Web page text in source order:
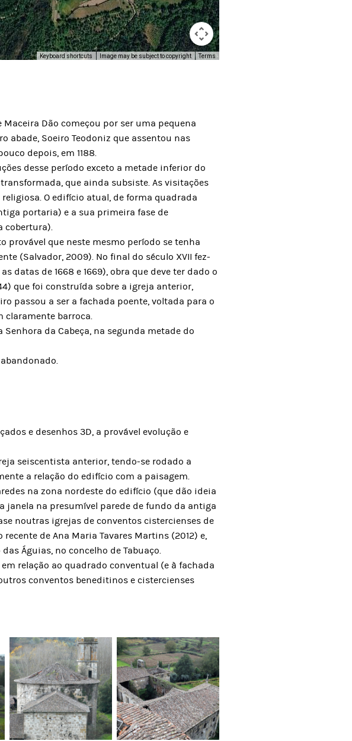
Keyboard shortcuts Image may be subject to copyright Terms
Dão começou por ser uma pequena
abade, Soeiro Teodoniz que assentou nas
depois, em 1188.
desse período exceto a metade inferior do
que ainda subsiste. As visitações
O edifício atual, de forma quadrada
portaria) e a sua primeira fase de
cobertura).
provável que neste mesmo período se tenha
(Salvador, 2009). No final do século XVII fez-
datas de 1668 e 1669), obra que deve ter dado o
que foi construída sobre a igreja anterior,
passou a ser a fachada poente, voltada para o
claramente barroca.
da Cabeça, na segunda metade do
e desenhos 3D, a provável evolução e
seiscentista anterior, tendo-se rodado a
a relação do edifício com a paisagem.
na zona nordeste do edifício (que dão ideia
janela na presumível parede de fundo da antiga
noutras igrejas de conventos cistercienses de
de Ana Maria Tavares Martins (2012) e,
Águias, no concelho de Tabuaço.
relação ao quadrado conventual (e à fachada
conventos beneditinos e cistercienses